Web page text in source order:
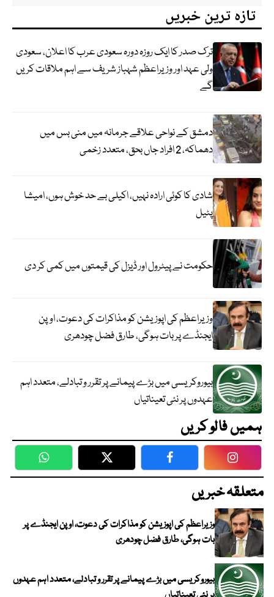
تازہ ترین خبریں
ترک صدر کا ایک روزہ دورہ سعودی عرب کا اعلان، سعودی
ولی عہد اور وزیراعظم شہباز شریف سے اہم ملاقات کریں
گے
دمشق کے نواحی علاقے جرمانہ میں منی بس میں
دھماکہ، 2 افراد جاں بحق، متعدد زخمی
شادی کا کوئی ارادہ نہیں، اکیلی بے حد خوش ہوں، امیشا
پٹیل
حکومت نے پیٹرول اور ڈیزل کی قیمتوں میں کمی کر دی
وزیراعظم کی اپوزیشن کو مذاکرات کی دعوت، اوپن
ایجنڈے پر بات ہوگی، طارق فضل چودھری
بیوروکریسی میں بڑے پیمانے پر تقرر و تبادلے، متعدد اہم
عہدوں پر نئی تعیناتیاں
ہمیں فالو کریں
WhatsApp Twitter Facebook
متعلقہ خبریں
وزیراعظم کی اپوزیشن کو مذاکرات کی دعوت، اوپن ایجنڈے پر
بات ہوگی، طارق فضل چودھری
بیوروکریسی میں بڑے پیمانے پر تقرر و تبادلے، متعدد اہم عہدوں